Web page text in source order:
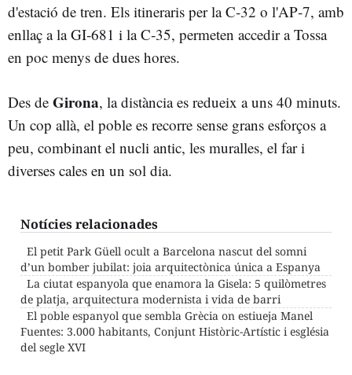
d'estació de tren. Els itineraris per la C‑32 o l'AP‑7, amb
enllaç a la GI‑681 i la C‑35, permeten accedir a Tossa
en poc menys de dues hores.
Des de Girona, la distància es redueix a uns 40 minuts.
Un cop allà, el poble es recorre sense grans esforços a
peu, combinant el nucli antic, les muralles, el far i
diverses cales en un sol dia.
Notícies relacionades
El petit Park Güell ocult a Barcelona nascut del somni
d’un bomber jubilat: joia arquitectònica única a Espanya
La ciutat espanyola que enamora la Gisela: 5 quilòmetres
de platja, arquitectura modernista i vida de barri
El poble espanyol que sembla Grècia on estiueja Manel
Fuentes: 3.000 habitants, Conjunt Històric-Artístic i església
del segle XVI